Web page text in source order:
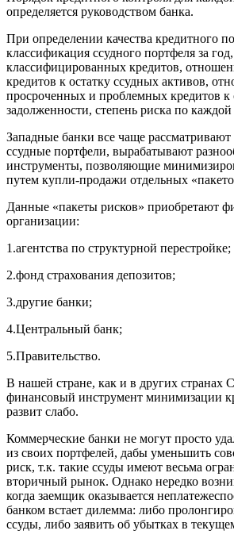
определяется руководством банка.
При определении качества кредитного
классификация ссудного портфеля за
классифицированных кредитов,
кредитов к остатку ссудных активов,
просроченных и проблемных кредитов к
задолженности, степень риска по
Западные банки все чаще
ссудные портфели, вырабатывают
инструменты, позволяющие
путем купли-продажи отдельных
Данные «пакеты рисков» приобретают
организации:
1.агентства по структурной перестройке;
2.фонд страхования депозитов;
3.другие банки;
4.Центральный банк;
5.Правительство.
В нашей стране, как и в других странах
финансовый инструмент минимизации
развит слабо.
Коммерческие банки не могут просто
из своих портфелей, дабы уменьшить
риск, т.к. такие ссуды имеют весьма
вторичный рынок. Однако нередко
когда заемщик оказывается
банком встает дилемма: либо
ссуды, либо заявить об убытках в